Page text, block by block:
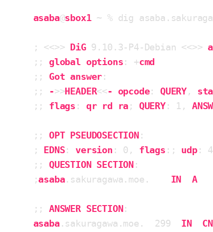
asaba@sbox1 ~ % dig
; <<>> DiG 9 .10 .3-P4-Debian <<>>
;; global options : +cmd
;; Got answer :
;; ->>HEADER<<- opcode: QUERY,
;; flags : qr rd ra ; QUERY: 1,
;; OPT PSEUDOSECTION:
; EDNS: version : 0, flags :; udp:
;; QUESTION SECTION:
;asaba.sakuragawa .moe . IN A
;; ANSWER SECTION
asaba.sakuragawa .moe .  299 IN